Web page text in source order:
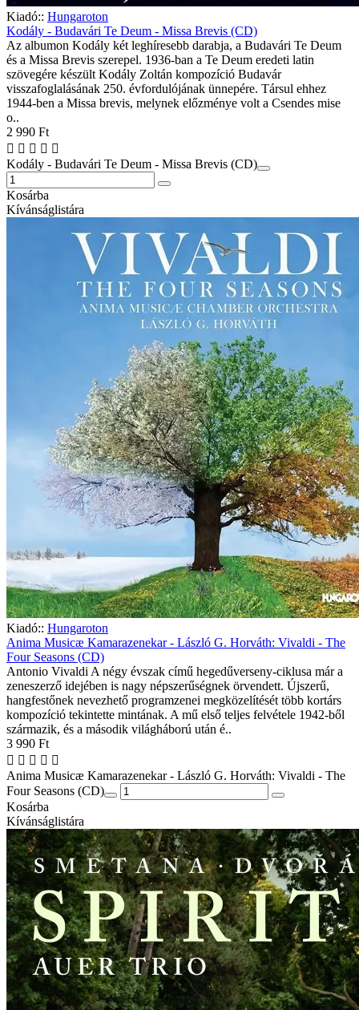
Kiadó:: Hungaroton
Kodály - Budavári Te Deum - Missa Brevis (CD)
Az albumon Kodály két leghíresebb darabja, a Budavári Te Deum
és a Missa Brevis szerepel. 1936-ban a Te Deum eredeti latin
szövegére készült Kodály Zoltán kompozíció Budavár
visszafoglalásának 250. évfordulójának ünnepére. Társul ehhez
1944-ben a Missa brevis, melynek előzménye volt a Csendes mise
o..
2 990 Ft
Kodály - Budavári Te Deum - Missa Brevis (CD)
Kosárba
Kívánságlistára
Kiadó:: Hungaroton
Anima Musicæ Kamarazenekar - László G. Horváth: Vivaldi - The
Four Seasons (CD)
Antonio Vivaldi A négy évszak című hegedűverseny-ciklusa már a
zeneszerző idejében is nagy népszerűségnek örvendett. Újszerű,
hangfestőnek nevezhető programzenei megközelítését több kortárs
kompozíció tekintette mintának. A mű első teljes felvétele 1942-ből
származik, és a második világháború után é..
3 990 Ft
Anima Musicæ Kamarazenekar - László G. Horváth: Vivaldi - The
Four Seasons (CD)
Kosárba
Kívánságlistára